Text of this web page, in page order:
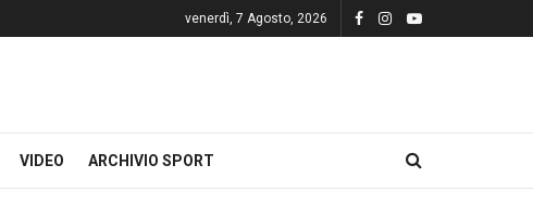
venerdì, 7 Agosto, 2026
VIDEO ARCHIVIO SPORT